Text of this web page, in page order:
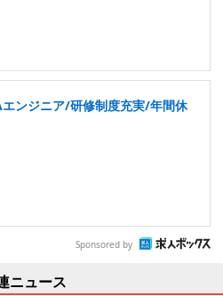
ンジニア/研修制度充実/年間休
Sponsored by
ニュース